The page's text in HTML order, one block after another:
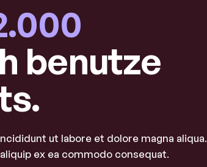
benutze
ut labore et dolore magna aliqua.
ex ea commodo consequat.